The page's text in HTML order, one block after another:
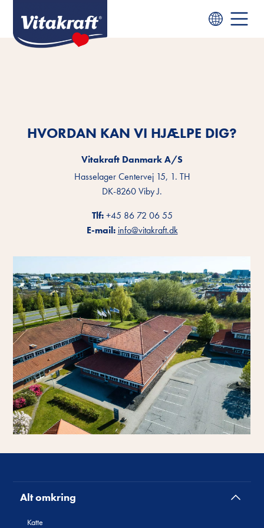
HVORDAN KAN VI HJÆLPE DIG?
Vitakraft Danmark A/S
Hasselager Centervej 15, 1. TH
DK-8260 Viby J.
Tlf:+45 86 72 06 55
E-mail: info@vitakraft.dk
Alt omkring
Katte